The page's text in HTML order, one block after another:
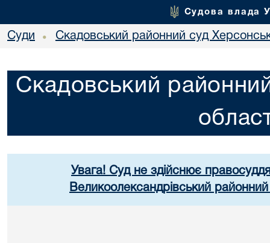
Судова влада
Суди • Скадовський районний суд
Скадовський
Увага! Суд не здійснює
Великоолександрівський